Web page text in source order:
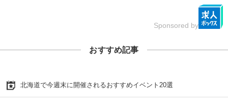
Sponsored by
おすすめ記事
北海道で今週末に開催されるおすすめイベント20選